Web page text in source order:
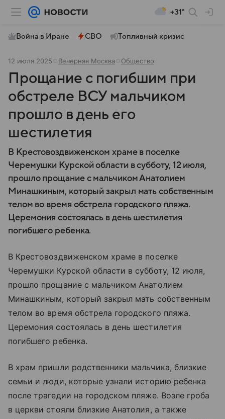
+31°
Война в Иране СВО Топливный кризис
12 июля 2025 Вечерняя Москва Общество
Прощание с погибшим при
обстреле ВСУ мальчиком
прошло в день его
шестилетия
В Крестовоздвиженском храме в поселке
Черемушки Курской области в субботу, 12 июля,
прошло прощание с мальчиком Анатолием
Минашкиным, который закрыл мать собственным
телом во время обстрела городского пляжа.
Церемония состоялась в день шестилетия
погибшего ребенка.
В Крестовоздвиженском храме в поселке
Черемушки Курской области в субботу, 12 июля,
прошло прощание с мальчиком Анатолием
Минашкиным, который закрыл мать собственным
телом во время обстрела городского пляжа.
Церемония состоялась в день шестилетия
погибшего ребенка.
В храм пришли родственники мальчика, близкие
семьи и люди, которые узнали историю ребенка
после трагедии на городском пляже. Возле гроба
в церкви стояли близкие Анатолия, а также